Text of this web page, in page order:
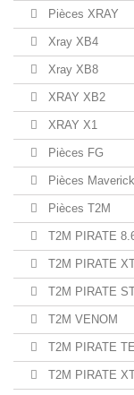
Pièces XRAY
Xray XB4
Xray XB8
XRAY XB2
XRAY X1
Pièces FG
Pièces
Pièces T2M
T2M PIRATE
T2M PIRATE
T2M PIRATE
T2M VENOM
T2M PIRATE
T2M PIRATE